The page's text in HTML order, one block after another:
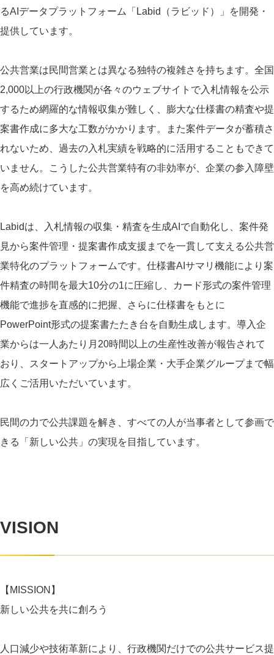
るAIデータプラットフォーム「Labid（ラビッド）」を開発・
提供しています。
公共営業は民間営業とは異なる独特の複雑さを持ちます。全国
2,000以上の行政機関が各々のウェブサイトで入札情報を公示
するため網羅的な情報収集が難しく、膨大な仕様書の精査や提
案書作成に多大な工数がかかります。また案件データが蓄積さ
れないため、過去の入札実績を戦略的に活用することもできて
いません。こうした公共営業特有の非効率が、企業の参入障壁
を高め続けています。
Labidは、入札情報の収集・精査を生成AIで自動化し、案件発
見から案件管理・提案書作成支援までを一貫して支える公共営
業特化のプラットフォームです。仕様書AIサマリ機能により案
件精査の時間を最大10分の1に圧縮し、カード形式の案件管理
機能で進捗を直感的に把握、さらに仕様書をもとに
PowerPoint形式の提案書たたき台を自動生成します。導入企
業からは一人あたり月20時間以上の生産性改善が報告されて
おり、スタートアップから上場企業・大手企業グループまで幅
広くご活用いただいています。
民間の力で公共課題を解き、すべての人が当事者として参画で
きる「新しい公共」の実現を目指しています。
VISION
【MISSION】
新しい公共を共に創ろう
人口減少や技術革新により、行政機関だけでの公共サービス提